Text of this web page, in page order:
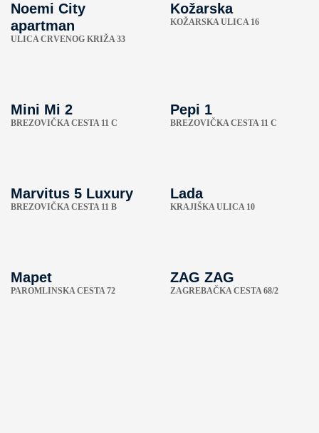
Noemi City
apartman
ULICA CRVENOG KRIŽA 33
Kožarska
KOŽARSKA ULICA 16
Mini Mi 2
BREZOVIČKA CESTA 11 C
Pepi 1
BREZOVIČKA CESTA 11 C
Marvitus 5 Luxury
BREZOVIČKA CESTA 11 B
Lada
KRAJIŠKA ULICA 10
Mapet
PAROMLINSKA CESTA 72
ZAG ZAG
ZAGREBAČKA CESTA 68/2